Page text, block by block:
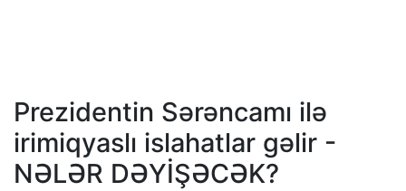
Prezidentin Sərəncamı ilə
irimiqyaslı islahatlar gəlir -
NƏLƏR DƏYİŞƏCƏK?